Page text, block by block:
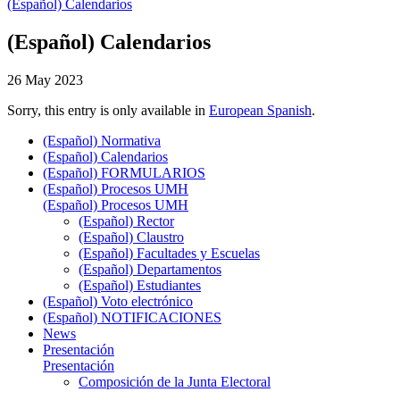
(Español) Calendarios
(Español) Calendarios
26 May 2023
Sorry, this entry is only available in European Spanish.
(Español) Normativa
(Español) Calendarios
(Español) FORMULARIOS
(Español) Procesos UMH
(Español) Procesos UMH
(Español) Rector
(Español) Claustro
(Español) Facultades y Escuelas
(Español) Departamentos
(Español) Estudiantes
(Español) Voto electrónico
(Español) NOTIFICACIONES
News
Presentación
Presentación
Composición de la Junta Electoral